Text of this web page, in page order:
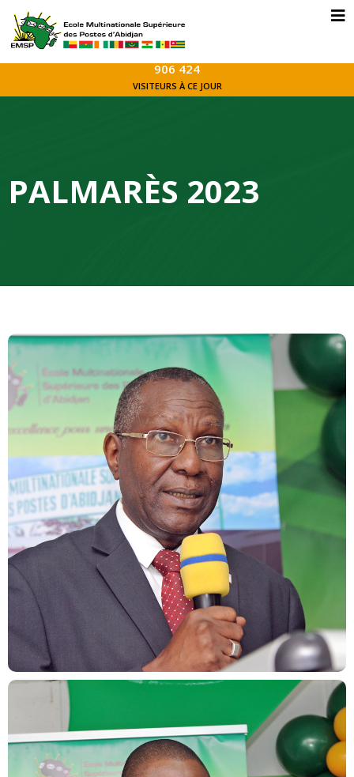
906 424
VISITEURS À CE JOUR
PALMARÈS 2023